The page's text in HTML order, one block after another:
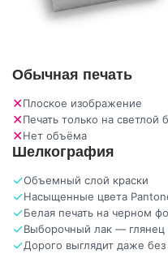
Обычная печать
✕Плоское изображение
✕Печать только на светлой
✕Нет объёма
Шелкография
✓Объемный слой краски
✓Насыщенные цвета
✓Белая печать на черном
✓Выборочный лак — глянец
✓Дорого выглядит даже